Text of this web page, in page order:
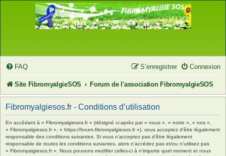
FAQ Connexion
S’enregistrer
Site FibromyalgieSOS Forum de l'association FibromyalgieSOS
Fibromyalgiesos.fr - Conditions d’utilisation
En accédant à « Fibromyalgiesos.fr » (désigné ci-après par « nous », « notre », « nos »,
« Fibromyalgiesos.fr », « https://forum.fibromyalgiesos.fr »), vous acceptez d’être légalement
responsable des conditions suivantes. Si vous n’acceptez pas d’être légalement
responsable de toutes les conditions suivantes, alors n’accédez pas et/ou n’utilisez pas
« Fibromyalgiesos.fr ». Nous pouvons modifier celles-ci à n’importe quel moment et nous